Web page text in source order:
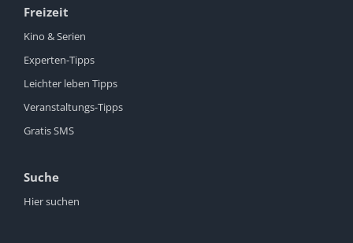
Freizeit
Kino & Serien
Experten-Tipps
Leichter leben Tipps
Veranstaltungs-Tipps
Gratis SMS
Suche
Hier suchen